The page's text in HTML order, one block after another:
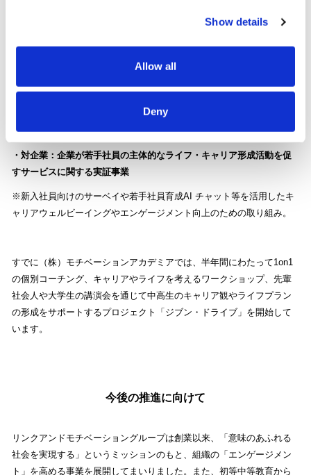
Show details
Allow all
Deny
設計に関する実証事業
※キャリアとスキルの診断（可視化）によって、自己課題抽出と解決
実行を促進、キャリア形成とスキル獲得の一気通貫を実証モデルとし
・対企業：企業が若手社員の主体的なライフ・キャリア形成活動を促
すサービスに関する実証事業
※新入社員向けのサーベイや若手社員育成AI チャット等を活用したキ
ャリアウェルビーイングやエンゲージメント向上のための取り組み。
すでに（株）モチベーションアカデミアでは、半年間にわたって1on1
の個別コーチング、キャリアやライフを考えるワークショップ、先輩
社会人や大学生の講演会を通じて中高生のキャリア観やライフプラン
の形成をサポートするプロジェクト「ジブン・ドライブ」を開始して
います。
今後の推進に向けて
リンクアンドモチベーショングループは創業以来、「意味のあふれる
社会を実現する」というミッションのもと、組織の「エンゲージメン
ト」を高める事業を展開してまいりました。また、初等中等教育から